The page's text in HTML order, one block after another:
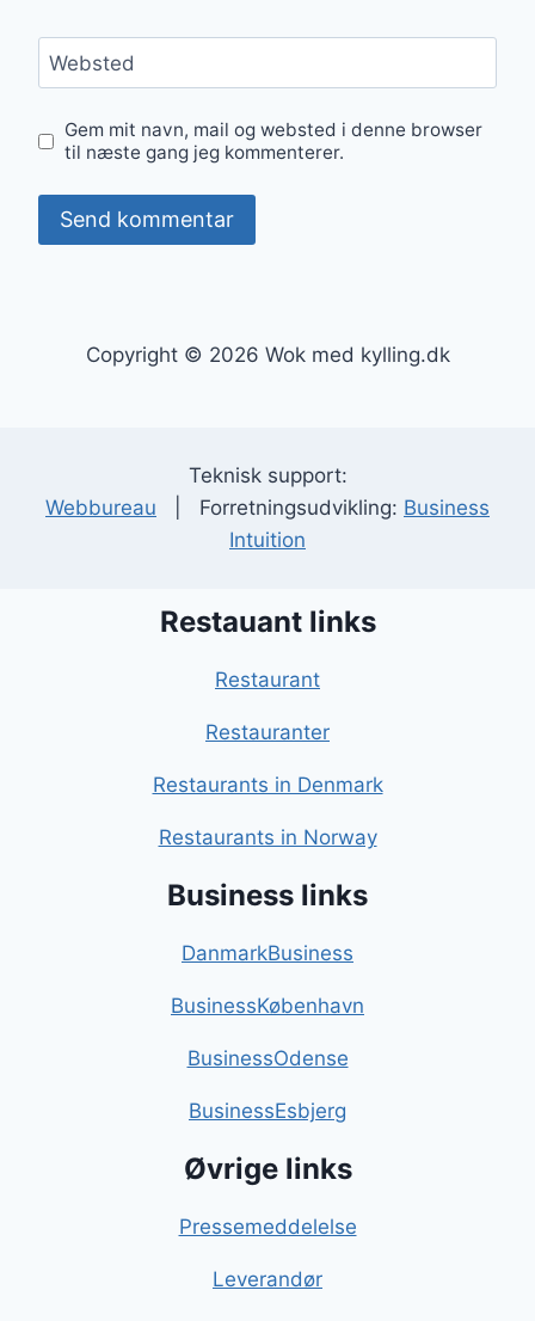
Websted
Gem mit navn, mail og websted i denne browser
til næste gang jeg kommenterer.
Copyright © 2026 Wok med kylling.dk
Teknisk support:
Webbureau | Forretningsudvikling: Business
Intuition
Restauant links
Restaurant
Restauranter
Restaurants in Denmark
Restaurants in Norway
Business links
DanmarkBusiness
BusinessKøbenhavn
BusinessOdense
BusinessEsbjerg
Øvrige links
Pressemeddelelse
Leverandør